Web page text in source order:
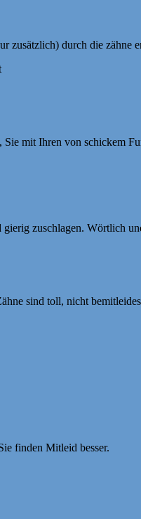
zusätzlich) durch die zähne
mit Ihren von schickem
zuschlagen. Wörtlich
sind toll, nicht
finden Mitleid besser.